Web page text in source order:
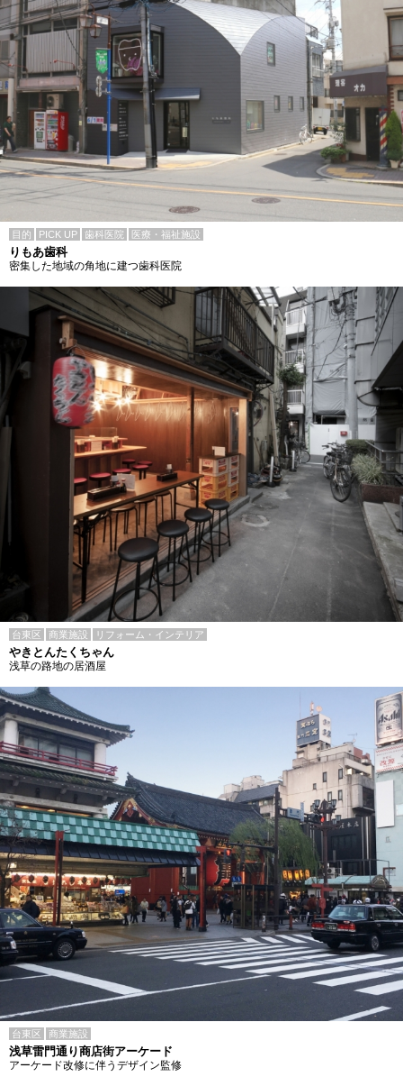
目的 PICK UP 歯科医院 医療・福祉施設
りもあ歯科
密集した地域の角地に建つ歯科医院
台東区 商業施設 リフォーム・インテリア
やきとんたくちゃん
浅草の路地の居酒屋
台東区 商業施設
浅草雷門通り商店街アーケード
アーケード改修に伴うデザイン監修